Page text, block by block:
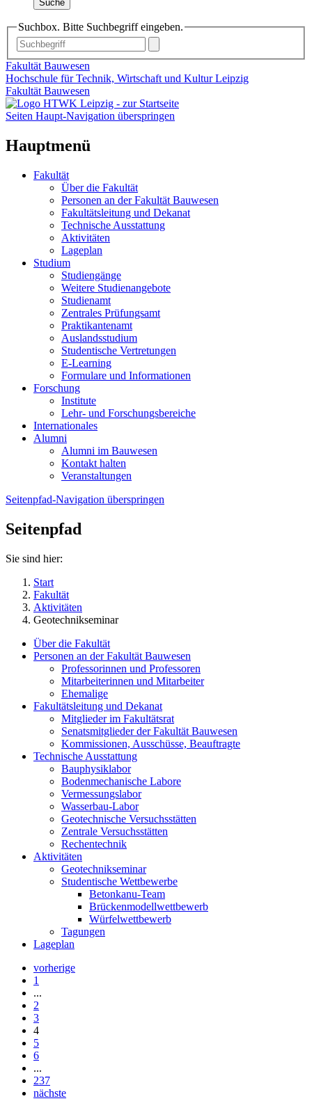
Suche
Suchbox. Bitte Suchbegriff eingeben.
Fakultät Bauwesen
Hochschule für Technik, Wirtschaft und Kultur Leipzig
Fakultät Bauwesen
Seiten Haupt-Navigation überspringen
Hauptmenü
Fakultät
Über die Fakultät
Personen an der Fakultät Bauwesen
Fakultätsleitung und Dekanat
Technische Ausstattung
Aktivitäten
Lageplan
Studium
Studiengänge
Weitere Studienangebote
Studienamt
Zentrales Prüfungsamt
Praktikantenamt
Auslandsstudium
Studentische Vertretungen
E-Learning
Formulare und Informationen
Forschung
Institute
Lehr- und Forschungsbereiche
Internationales
Alumni
Alumni im Bauwesen
Kontakt halten
Veranstaltungen
Seitenpfad-Navigation überspringen
Seitenpfad
Sie sind hier:
Start
Fakultät
Aktivitäten
Geotechnikseminar
Über die Fakultät
Personen an der Fakultät Bauwesen
Professorinnen und Professoren
Mitarbeiterinnen und Mitarbeiter
Ehemalige
Fakultätsleitung und Dekanat
Mitglieder im Fakultätsrat
Senatsmitglieder der Fakultät Bauwesen
Kommissionen, Ausschüsse, Beauftragte
Technische Ausstattung
Bauphysiklabor
Bodenmechanische Labore
Vermessungslabor
Wasserbau-Labor
Geotechnische Versuchsstätten
Zentrale Versuchsstätten
Rechentechnik
Aktivitäten
Geotechnikseminar
Studentische Wettbewerbe
Betonkanu-Team
Brückenmodellwettbewerb
Würfelwettbewerb
Tagungen
Lageplan
vorherige
1
...
2
3
4
5
6
...
237
nächste